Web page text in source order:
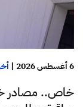
6 أغسطس 2026 |
خاص.. مصادر